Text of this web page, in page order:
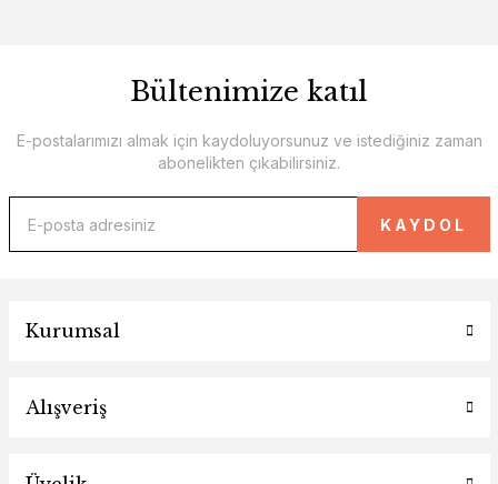
Bültenimize katıl
E-postalarımızı almak için kaydoluyorsunuz ve istediğiniz zaman
abonelikten çıkabilirsiniz.
KAYDOL
Kurumsal
Alışveriş